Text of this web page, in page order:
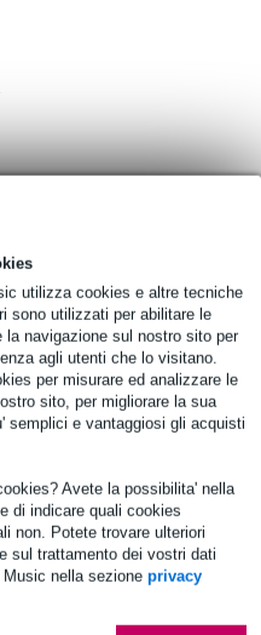
utilizza cookies e altre tecniche
sono utilizzati per abilitare le
la navigazione sul nostro sito per
agli utenti che lo visitano.
per misurare ed analizzare le
sito, per migliorare la sua
semplici e vantaggiosi gli acquisti
Avete la possibilita' nella
di indicare quali cookies
non. Potete trovare ulteriori
sul trattamento dei vostri dati
nella sezione privacy